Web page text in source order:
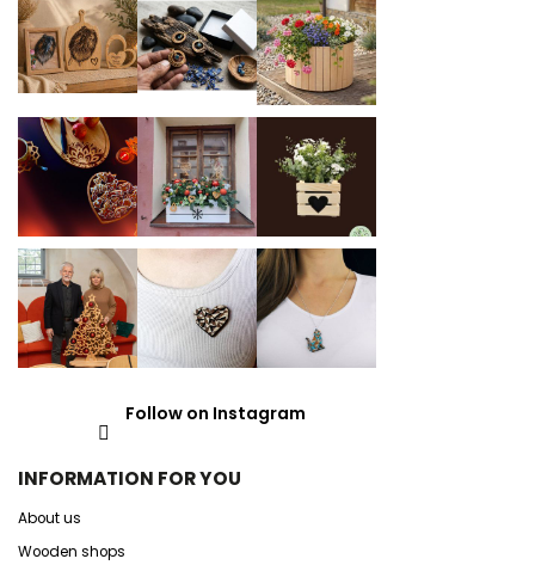
Follow on Instagram
INFORMATION FOR YOU
About us
Wooden shops